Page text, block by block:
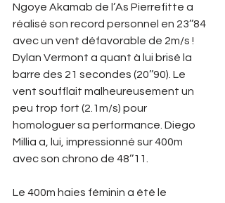
Ngoye Akamab de l’As Pierrefitte a
réalisé son record personnel en 23’’84
avec un vent défavorable de 2m/s !
Dylan Vermont a quant à lui brisé la
barre des 21 secondes (20’’90). Le
vent soufflait malheureusement un
peu trop fort (2.1m/s) pour
homologuer sa performance. Diego
Millia a, lui, impressionné sur 400m
avec son chrono de 48’’11.
Le 400m haies féminin a été le